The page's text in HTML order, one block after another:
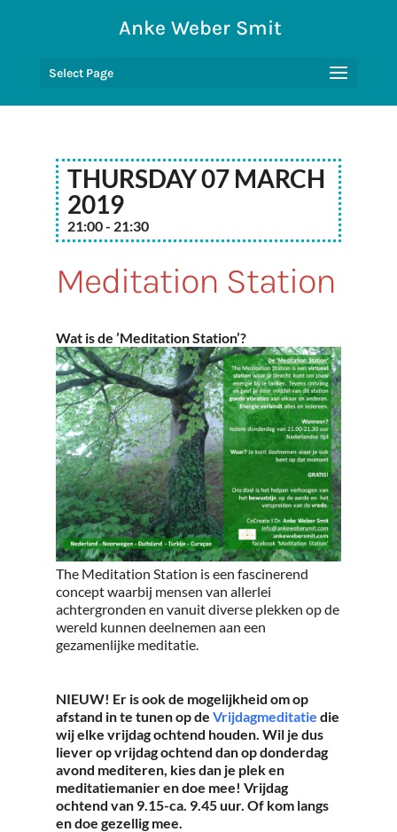
Anke Weber Smit
Select Page
Thursday 07 March
2019
21:00 - 21:30
Meditation Station
Wat is de ’Meditation Station’?
The Meditation Station is een fascinerend
concept waarbij mensen van allerlei
achtergronden en vanuit diverse plekken op de
wereld kunnen deelnemen aan een
gezamenlijke meditatie.
NIEUW! Er is ook de mogelijkheid om op
afstand in te tunen op de Vrijdagmeditatie die
wij elke vrijdag ochtend houden. Wil je dus
liever op vrijdag ochtend dan op donderdag
avond mediteren, kies dan je plek en
meditatiemanier en doe mee! Vrijdag
ochtend van 9.15-ca. 9.45 uur. Of kom langs
en doe gezellig mee.